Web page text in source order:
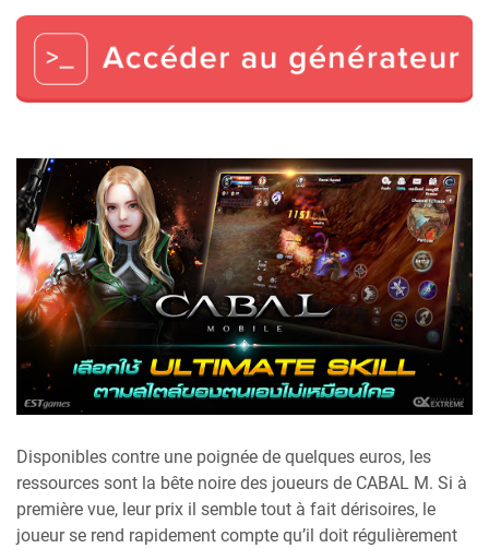
Disponibles contre une poignée de quelques euros, les
ressources sont la bête noire des joueurs de CABAL M. Si à
première vue, leur prix il semble tout à fait dérisoires, le
joueur se rend rapidement compte qu’il doit régulièrement